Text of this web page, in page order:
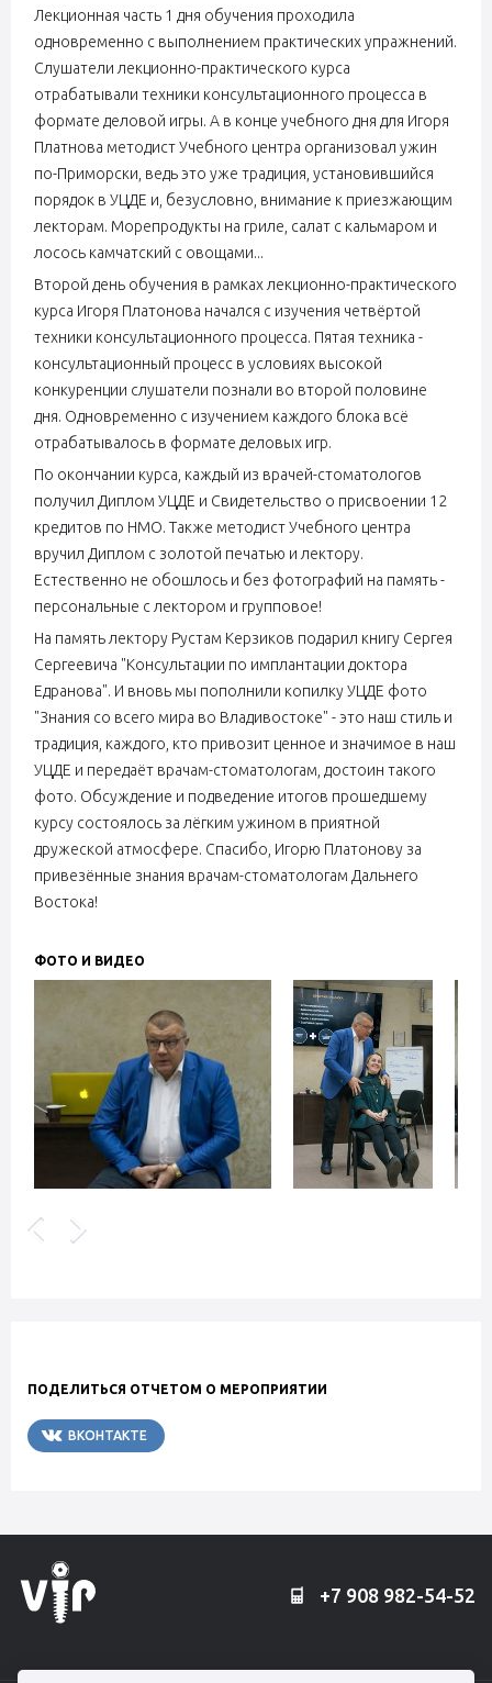
Лекционная часть 1 дня обучения проходила
одновременно с выполнением практических упражнений.
Слушатели лекционно-практического курса
отрабатывали техники консультационного процесса в
формате деловой игры. А в конце учебного дня для Игоря
Платнова методист Учебного центра организовал ужин
по-Приморски, ведь это уже традиция, установившийся
порядок в УЦДЕ и, безусловно, внимание к приезжающим
лекторам. Морепродукты на гриле, салат с кальмаром и
лосось камчатский с овощами...
Второй день обучения в рамках лекционно-практического
курса Игоря Платонова начался с изучения четвёртой
техники консультационного процесса. Пятая техника -
консультационный процесс в условиях высокой
конкуренции слушатели познали во второй половине
дня. Одновременно с изучением каждого блока всё
отрабатывалось в формате деловых игр.
По окончании курса, каждый из врачей-стоматологов
получил Диплом УЦДЕ и Свидетельство о присвоении 12
кредитов по НМО. Также методист Учебного центра
вручил Диплом с золотой печатью и лектору.
Естественно не обошлось и без фотографий на память -
персональные с лектором и групповое!
На память лектору Рустам Керзиков подарил книгу Сергея
Сергеевича "Консультации по имплантации доктора
Едранова". И вновь мы пополнили копилку УЦДЕ фото
"Знания со всего мира во Владивостоке" - это наш стиль и
традиция, каждого, кто привозит ценное и значимое в наш
УЦДЕ и передаёт врачам-стоматологам, достоин такого
фото. Обсуждение и подведение итогов прошедшему
курсу состоялось за лёгким ужином в приятной
дружеской атмосфере. Спасибо, Игорю Платонову за
привезённые знания врачам-стоматологам Дальнего
Востока!
ФОТО И ВИДЕО
ПОДЕЛИТЬСЯ ОТЧЕТОМ О МЕРОПРИЯТИИ
ВКОНТАКТЕ
+7 908 982-54-52